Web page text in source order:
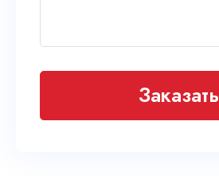
Заказать